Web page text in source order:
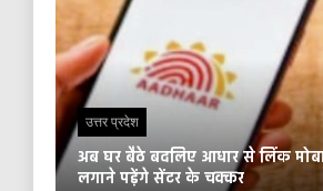
उत्तर प्रदेश
अब घर बैठे बदलिए आधार से लिंक
लगाने पड़ेंगे सेंटर के चक्कर